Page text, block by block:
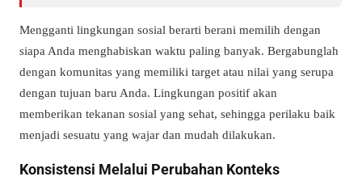
Mengganti lingkungan sosial berarti berani memilih dengan
siapa Anda menghabiskan waktu paling banyak. Bergabunglah
dengan komunitas yang memiliki target atau nilai yang serupa
dengan tujuan baru Anda. Lingkungan positif akan
memberikan tekanan sosial yang sehat, sehingga perilaku baik
menjadi sesuatu yang wajar dan mudah dilakukan.
Konsistensi Melalui Perubahan Konteks